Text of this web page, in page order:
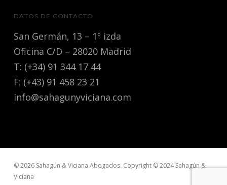
DATOS DE CONTACTO
San Germán, 13 – 1º izda
Oficina C/D – 28020 Madrid
T: (+34) 91 344 17 44
F: (+43) 91 458 23 21
info@sahagunyviciana.com
© 2026 Sahagún & Viciana Abogados. Copyright © 2024 Sahagún &
Viciana